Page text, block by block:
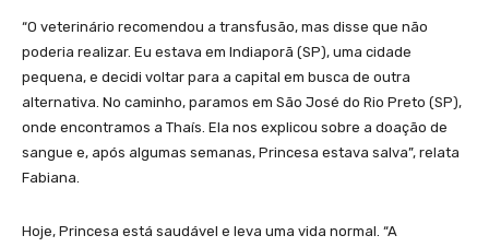
“O veterinário recomendou a transfusão, mas disse que não
poderia realizar. Eu estava em Indiaporã (SP), uma cidade
pequena, e decidi voltar para a capital em busca de outra
alternativa. No caminho, paramos em São José do Rio Preto (SP),
onde encontramos a Thaís. Ela nos explicou sobre a doação de
sangue e, após algumas semanas, Princesa estava salva”, relata
Fabiana.
Hoje, Princesa está saudável e leva uma vida normal. “A